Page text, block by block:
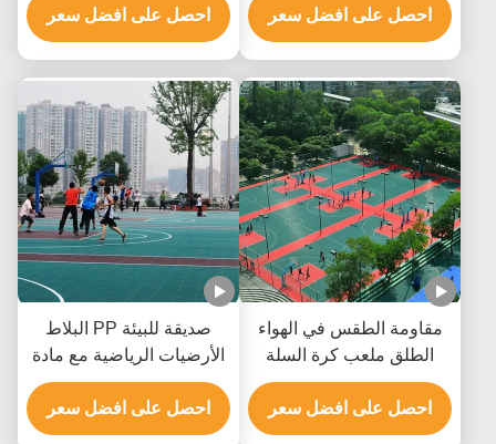
احصل على افضل سعر
احصل على افضل سعر
مقاومة الطقس في الهواء
الطلق ملعب كرة السلة
بلاط مادة البولي بروبيلين مع
متعدد الألوان
احصل على افضل سعر
صديقة للبيئة PP البلاط
الأرضيات الرياضية مع مادة
البولي بروبيلين مقاومة
الطقس
احصل على افضل سعر